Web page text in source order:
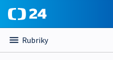
Rubriky